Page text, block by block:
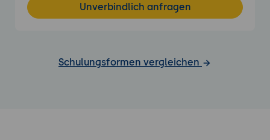
Unverbindlich anfragen
Schulungsformen vergleichen